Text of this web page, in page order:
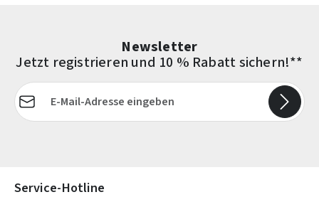
Newsletter
Jetzt registrieren und 10 % Rabatt sichern!**
E-Mail-Adresse*
Service-Hotline